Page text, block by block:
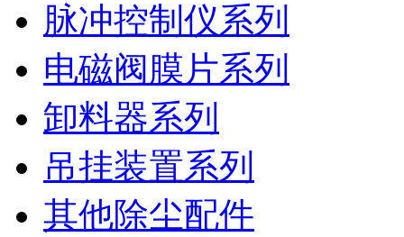
脉冲控制仪系列
电磁阀膜片系列
卸料器系列
吊挂装置系列
其他除尘配件